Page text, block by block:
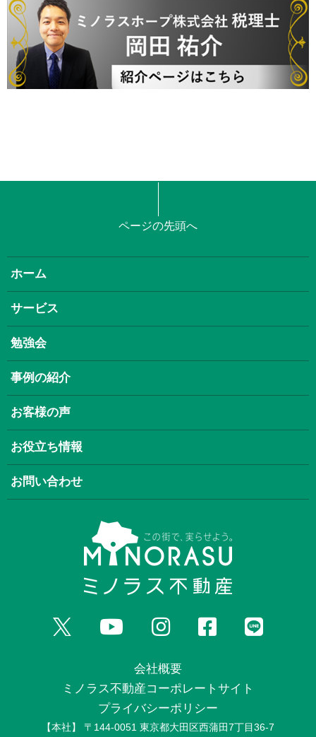
ページの先頭へ
ホーム
サービス
勉強会
事例の紹介
お客様の声
お役立ち情報
お問い合わせ
会社概要
ミノラス不動産コーポレートサイト
プライバシーポリシー
【本社】 〒144-0051 東京都大田区西蒲田7丁目36-7